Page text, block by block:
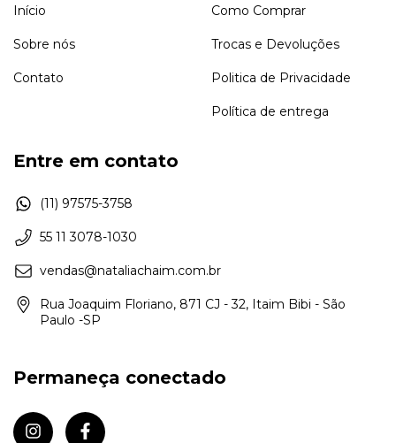
Início
Sobre nós
Contato
Como Comprar
Trocas e Devoluções
Politica de Privacidade
Política de entrega
Entre em contato
(11) 97575-3758
55 11 3078-1030
vendas@nataliachaim.com.br
Rua Joaquim Floriano, 871 CJ - 32, Itaim Bibi - São
Paulo -SP
Permaneça conectado